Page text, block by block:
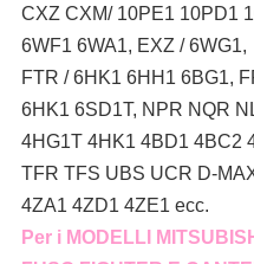
CXZ CXM/ 10PE1 10PD1
6WF1 6WA1, EXZ / 6WG1,
FTR / 6HK1 6HH1 6BG1,
6HK1 6SD1T, NPR NQR
4HG1T 4HK1 4BD1 4BC2
TFR TFS UBS UCR D-
4ZA1 4ZD1 4ZE1 ecc.
Per i MODELLI